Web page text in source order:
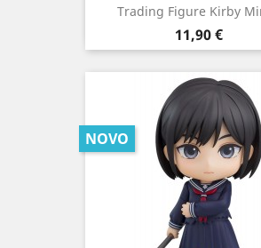
Trading Figure Kirby
Preço
11,90 €
NOVO